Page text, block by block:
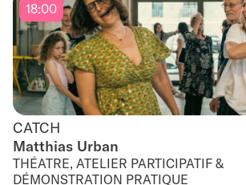
CATCH
CATCH
Matthias Urban
THÉATRE, ATELIER PARTICIPATIF &
DÉMONSTRATION PRATIQUE
18:00